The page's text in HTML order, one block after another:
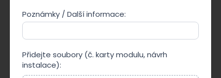
Poznámky / Další informace:
Přidejte soubory (č. karty modulu, návrh
instalace):